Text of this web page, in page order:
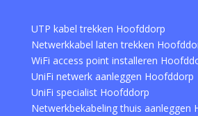
UTP kabel trekken Hoofddorp
Netwerkkabel laten trekken
WiFi access point installeren
UniFi netwerk aanleggen Hoofddorp
UniFi specialist Hoofddorp
Netwerkbekabeling thuis aanleggen